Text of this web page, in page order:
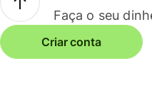
Faça o seu
Criar conta